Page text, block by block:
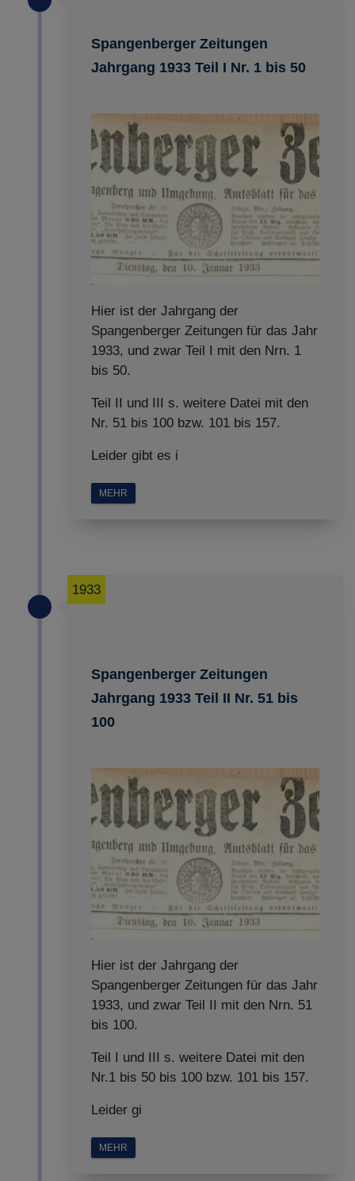
Spangenberger Zeitungen
Jahrgang 1933 Teil I Nr. 1 bis 50
Hier ist der Jahrgang der
Spangenberger Zeitungen für das Jahr
1933, und zwar Teil I mit den Nrn. 1
bis 50.
Teil II und III s. weitere Datei mit den
Nr. 51 bis 100 bzw. 101 bis 157.
Leider gibt es i
MEHR
Spangenberger Zeitungen
Jahrgang 1933 Teil II Nr. 51 bis
100
1933
Hier ist der Jahrgang der
Spangenberger Zeitungen für das Jahr
1933, und zwar Teil II mit den Nrn. 51
bis 100.
Teil I und III s. weitere Datei mit den
Nr.1 bis 50 bis 100 bzw. 101 bis 157.
Leider gi
MEHR